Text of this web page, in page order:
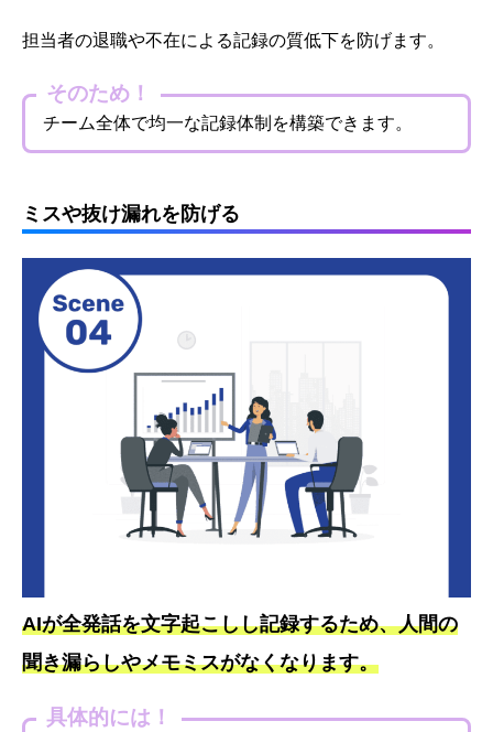
担当者の退職や不在による記録の質低下を防げます。
そのため！
チーム全体で均一な記録体制を構築できます。
ミスや抜け漏れを防げる
AIが全発話を文字起こしし記録するため、人間の
聞き漏らしやメモミスがなくなります。
具体的には！